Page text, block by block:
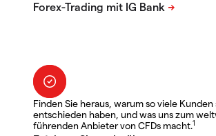
Finden Sie heraus, warum so viele
entschieden haben, und was uns zum
führenden Anbieter von CFDs macht.1